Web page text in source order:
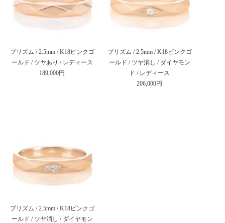
プリズム / 2.5mm / K18ピンクゴ
ールド / ツヤあり / レディース
189,000円
プリズム / 2.5mm / K18ピンクゴ
ールド / ツヤ消し / ダイヤモン
ド / レディース
206,000円
プリズム / 2.5mm / K18ピンクゴ
ールド / ツヤ消し / ダイヤモン